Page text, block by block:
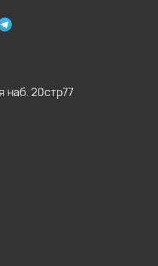
наб. 20стр77